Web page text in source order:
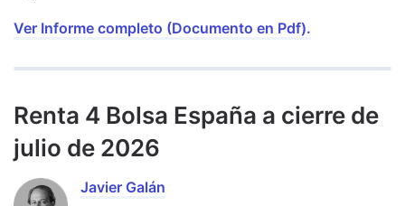
Ver Informe completo (Documento en Pdf).
Renta 4 Bolsa España a cierre de
julio de 2026
Javier Galán